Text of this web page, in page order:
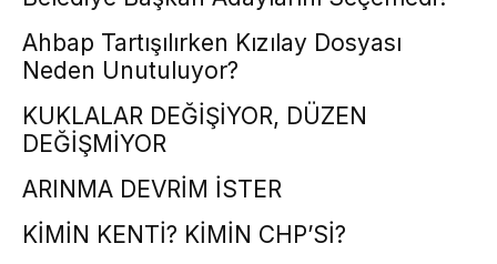
Ahbap Tartışılırken Kızılay Dosyası
Neden Unutuluyor?
KUKLALAR DEĞİŞİYOR, DÜZEN
DEĞİŞMİYOR
ARINMA DEVRİM İSTER
KİMİN KENTİ? KİMİN CHP’Sİ?